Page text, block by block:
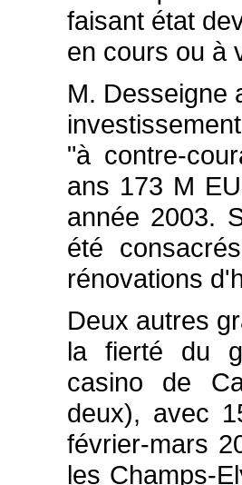
faisant état
en cours ou à
M. Desseigne
"à contre-
ans 173 M
année 2003.
été
rénovations
Deux autres
la fierté du
casino de
deux), avec
février-mars
les Champs-